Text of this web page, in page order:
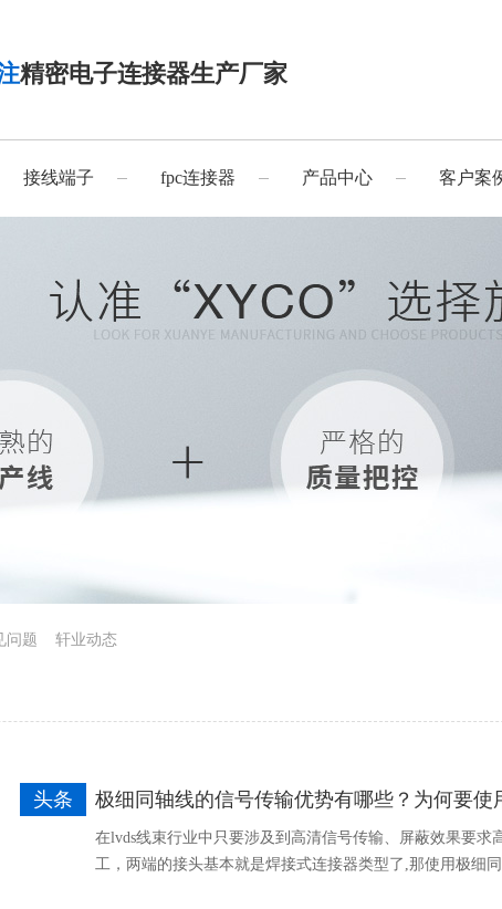
精密电子连接器生产厂家
接线端子 fpc连接器 产品中心 客户案
问题 轩业动态
极细同轴线的信号传输优势有哪些？为何要使
头条
在lvds线束行业中只要涉及到高清信号传输、屏蔽效果要
工，两端的接头基本就是焊接式连接器类型了,那使用极细